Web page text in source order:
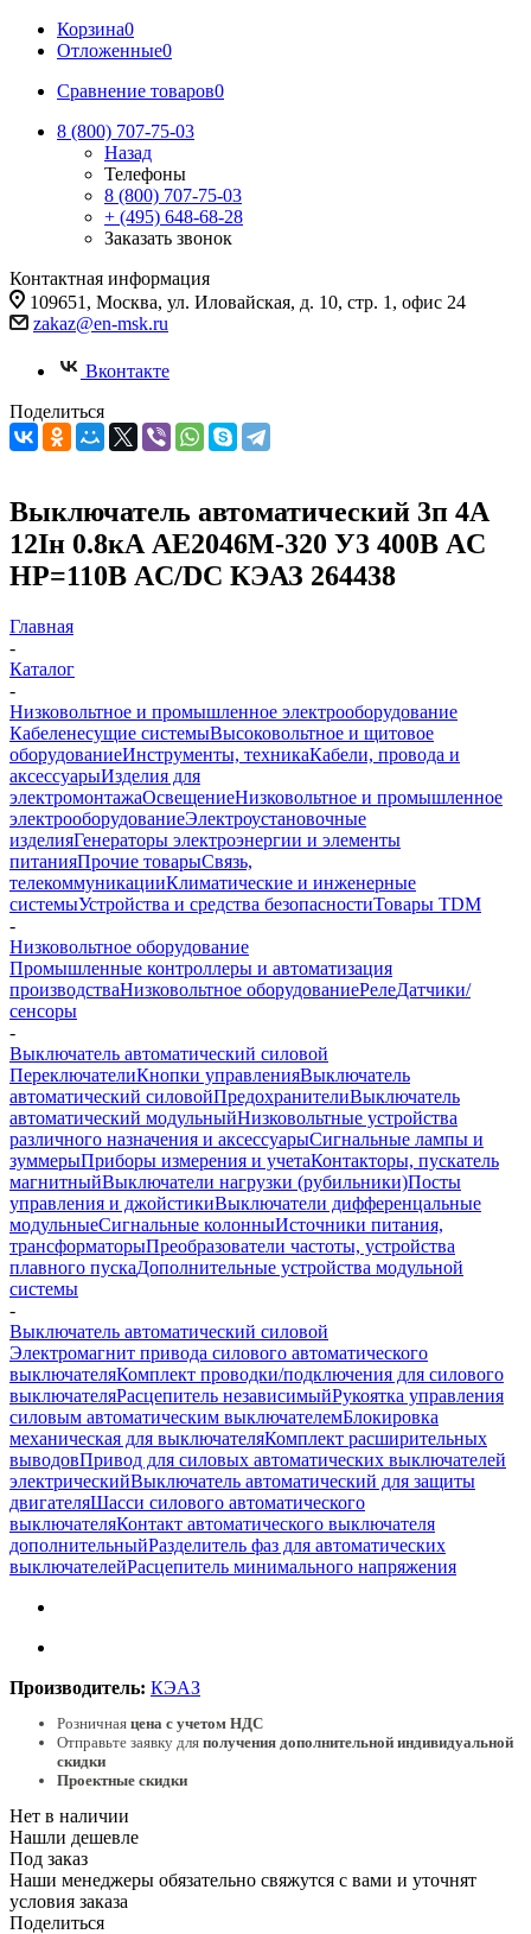
Корзина0
Отложенные0
Сравнение товаров0
8 (800) 707-75-03
Назад
Телефоны
8 (800) 707-75-03
+ (495) 648-68-28
Заказать звонок
Контактная информация
109651, Москва, ул. Иловайская, д. 10, стр. 1, офис 24
zakaz@en-msk.ru
Вконтакте
Поделиться
Выключатель автоматический 3п 4А
12Iн 0.8кА АЕ2046М-320 У3 400В AC
НР=110В AC/DC КЭАЗ 264438
Главная
-
Каталог
-
Низковольтное и промышленное электрооборудование
Кабеленесущие системыВысоковольтное и щитовое
оборудованиеИнструменты, техникаКабели, провода и
аксессуарыИзделия для
электромонтажаОсвещениеНизковольтное и промышленное
электрооборудованиеЭлектроустановочные
изделияГенераторы электроэнергии и элементы
питанияПрочие товарыСвязь,
телекоммуникацииКлиматические и инженерные
системыУстройства и средства безопасностиТовары TDM
-
Низковольтное оборудование
Промышленные контроллеры и автоматизация
производстваНизковольтное оборудованиеРелеДатчики/
сенсоры
-
Выключатель автоматический силовой
ПереключателиКнопки управленияВыключатель
автоматический силовойПредохранителиВыключатель
автоматический модульныйНизковольтные устройства
различного назначения и аксессуарыСигнальные лампы и
зуммерыПриборы измерения и учетаКонтакторы, пускатель
магнитныйВыключатели нагрузки (рубильники)Посты
управления и джойстикиВыключатели дифференцальные
модульныеСигнальные колонныИсточники питания,
трансформаторыПреобразователи частоты, устройства
плавного пускаДополнительные устройства модульной
системы
-
Выключатель автоматический силовой
Электромагнит привода силового автоматического
выключателяКомплект проводки/подключения для силового
выключателяРасцепитель независимыйРукоятка управления
силовым автоматическим выключателемБлокировка
механическая для выключателяКомплект расширительных
выводовПривод для силовых автоматических выключателей
электрическийВыключатель автоматический для защиты
двигателяШасси силового автоматического
выключателяКонтакт автоматического выключателя
дополнительныйРазделитель фаз для автоматических
выключателейРасцепитель минимального напряжения
Производитель: КЭАЗ
Розничная цена с учетом НДС
Отправьте заявку для получения дополнительной индивидуальной
скидки
Проектные скидки
Нет в наличии
Нашли дешевле
Под заказ
Наши менеджеры обязательно свяжутся с вами и уточнят
условия заказа
Поделиться